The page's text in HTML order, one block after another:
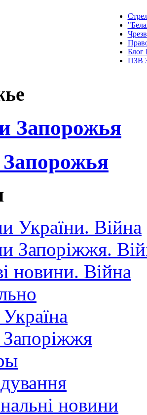
Блог
ПЗВ
Запорожья
України. Війна
Запоріжжя.
новини. Війна
новини